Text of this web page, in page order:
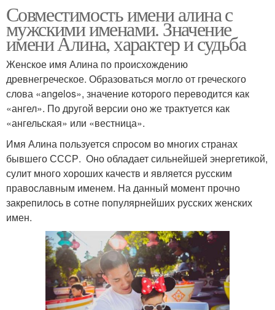
Совместимость имени алина с
мужскими именами. Значение
имени Алина, характер и судьба
Женское имя Алина по происхождению
древнегреческое. Образоваться могло от греческого
слова «angelos», значение которого переводится как
«ангел». По другой версии оно же трактуется как
«ангельская» или «вестница».
Имя Алина пользуется спросом во многих странах
бывшего СССР. Оно обладает сильнейшей энергетикой,
сулит много хороших качеств и является русским
православным именем. На данный момент прочно
закрепилось в сотне популярнейших русских женских
имен.